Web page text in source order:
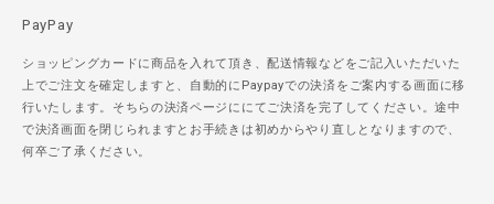
PayPay
ショッピングカードに商品を入れて頂き、配送情報などをご記入いただいた
上でご注文を確定しますと、自動的にPaypayでの決済をご案内する画面に移
行いたします。そちらの決済ページににてご決済を完了してください。途中
で決済画面を閉じられますとお手続きは初めからやり直しとなりますので、
何卒ご了承ください。